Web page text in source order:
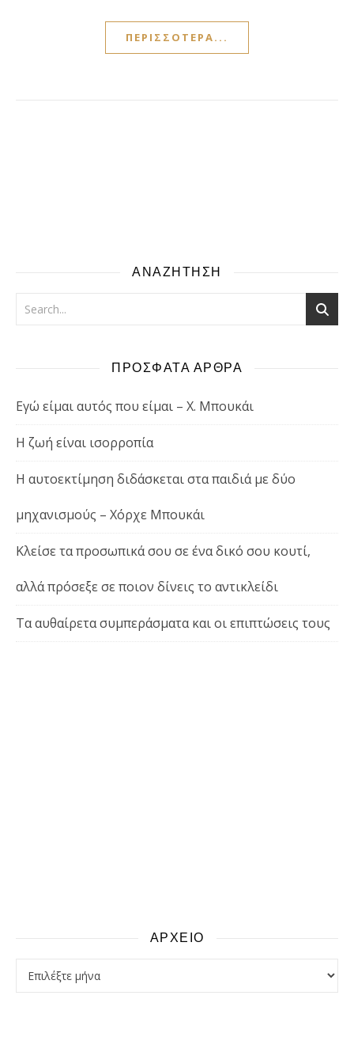
ΠΕΡΙΣΣΌΤΕΡΑ...
ΑΝΑΖΗΤΗΣΗ
ΠΡΟΣΦΑΤΑ ΑΡΘΡΑ
Εγώ είμαι αυτός που είμαι – Χ. Μπουκάι
Η ζωή είναι ισορροπία
Η αυτοεκτίμηση διδάσκεται στα παιδιά με δύο
μηχανισμούς – Χόρχε Μπουκάι
Κλείσε τα προσωπικά σου σε ένα δικό σου κουτί,
αλλά πρόσεξε σε ποιον δίνεις το αντικλείδι
Τα αυθαίρετα συμπεράσματα και οι επιπτώσεις τους
ΑΡΧΕΙΟ